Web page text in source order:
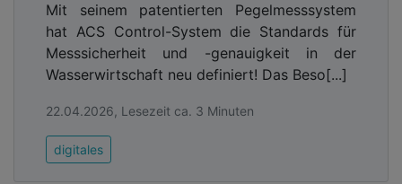
Ziel ist es, Kommunikationsprozesse zu
unterstützen, ohne die Datenbasis aus der eigenen
Kontrolle herauszulösen.
Vendor Lock-in entsteht nicht nur durch Software,
sondern vor allem durch Daten. Je stärker
Kommunikationsdaten in proprietären Systemen
Mit seinem patentierten Pegelmesssystem
hat ACS Control-System die Standards für
Messsicherheit und -genauigkeit in der
Wasserwirtschaft neu definiert! Das Beso[...]
22.04.2026, Lesezeit ca. 3 Minuten
digitales